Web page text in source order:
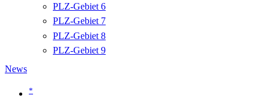
PLZ-Gebiet 6
PLZ-Gebiet 7
PLZ-Gebiet 8
PLZ-Gebiet 9
News
*